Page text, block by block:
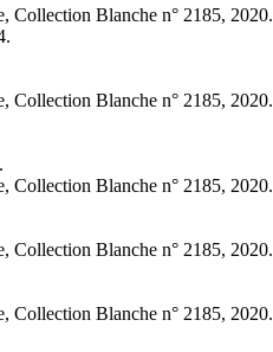
Collection Blanche n° 2185, 2020.
Collection Blanche n° 2185, 2020.
Collection Blanche n° 2185, 2020.
Collection Blanche n° 2185, 2020.
Collection Blanche n° 2185, 2020.